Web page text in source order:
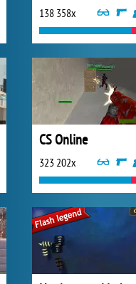
138 358x
CS Online
323 202x